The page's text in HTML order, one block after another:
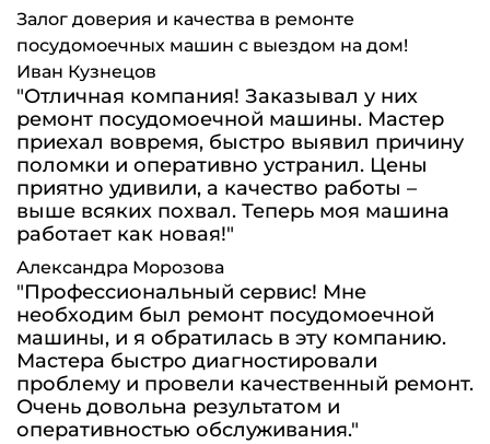
Залог доверия и качества в ремонте
посудомоечных машин с выездом на дом!
Иван Кузнецов
"Отличная компания! Заказывал у них
ремонт посудомоечной машины. Мастер
приехал вовремя, быстро выявил причину
поломки и оперативно устранил. Цены
приятно удивили, а качество работы –
выше всяких похвал. Теперь моя машина
работает как новая!"
Александра Морозова
"Профессиональный сервис! Мне
необходим был ремонт посудомоечной
машины, и я обратилась в эту компанию.
Мастера быстро диагностировали
проблему и провели качественный ремонт.
Очень довольна результатом и
оперативностью обслуживания."